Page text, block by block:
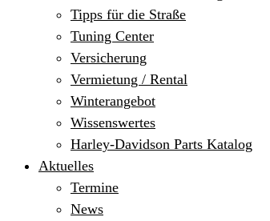
Tipps für die Straße
Tuning Center
Versicherung
Vermietung / Rental
Winterangebot
Wissenswertes
Harley-Davidson Parts Katalog
Aktuelles
Termine
News